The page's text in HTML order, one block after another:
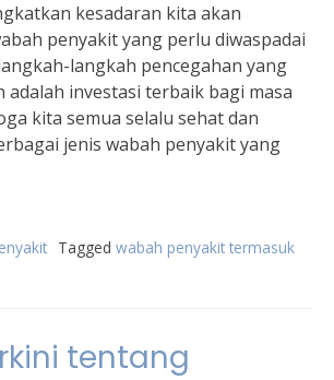
kesadaran kita akan
penyakit yang perlu diwaspadai
langkah pencegahan yang
adalah investasi terbaik bagi masa
kita semua selalu sehat dan
jenis wabah penyakit yang
Tagged wabah penyakit termasuk
tentang